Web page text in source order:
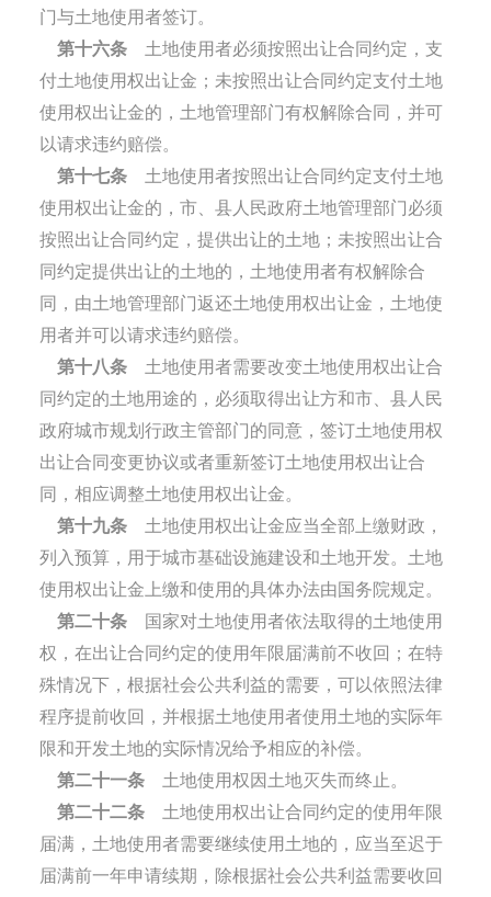
门与土地使用者签订。
第十六条土地使用者必须按照出让合同约定，支
付土地使用权出让金；未按照出让合同约定支付土地
使用权出让金的，土地管理部门有权解除合同，并可
以请求违约赔偿。
第十七条土地使用者按照出让合同约定支付土地
使用权出让金的，市、县人民政府土地管理部门必须
按照出让合同约定，提供出让的土地；未按照出让合
同约定提供出让的土地的，土地使用者有权解除合
同，由土地管理部门返还土地使用权出让金，土地使
用者并可以请求违约赔偿。
第十八条土地使用者需要改变土地使用权出让合
同约定的土地用途的，必须取得出让方和市、县人民
政府城市规划行政主管部门的同意，签订土地使用权
出让合同变更协议或者重新签订土地使用权出让合
同，相应调整土地使用权出让金。
第十九条土地使用权出让金应当全部上缴财政，
列入预算，用于城市基础设施建设和土地开发。土地
使用权出让金上缴和使用的具体办法由国务院规定。
第二十条国家对土地使用者依法取得的土地使用
权，在出让合同约定的使用年限届满前不收回；在特
殊情况下，根据社会公共利益的需要，可以依照法律
程序提前收回，并根据土地使用者使用土地的实际年
限和开发土地的实际情况给予相应的补偿。
第二十一条土地使用权因土地灭失而终止。
第二十二条土地使用权出让合同约定的使用年限
届满，土地使用者需要继续使用土地的，应当至迟于
届满前一年申请续期，除根据社会公共利益需要收回